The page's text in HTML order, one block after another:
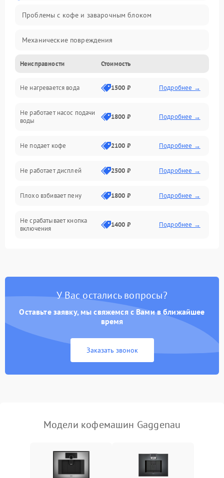
Проблемы с кофе и заварочным блоком
Механические повреждения
Прочие неисправности
Включение и работа
Проблемы с водой
Проблемы с капучинатором и паром
Управление и электроника
Программное обеспечение
Неисправности Стоимость
Не нагревается вода 1500 ₽ Подробнее →
Не работает насос подачи
воды
1800 ₽ Подробнее →
Не подает кофе 2100 ₽ Подробнее →
Не работает дисплей 2500 ₽ Подробнее →
Плохо взбивает пену 1800 ₽ Подробнее →
Не срабатывает кнопка
включения
1400 ₽ Подробнее →
Постоянные сбои в работе 1500 ₽ Подробнее →
У Вас остались вопросы?
Оставьте заявку, мы свяжемся с Вами в ближайшее
время
Заказать звонок
Модели кофемашин Gaggenau